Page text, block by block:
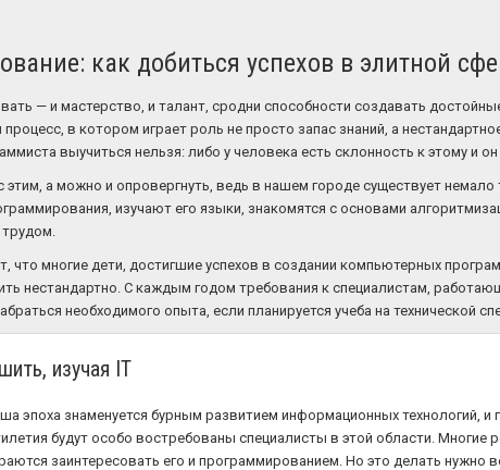
как добиться успехов в элитной
— и мастерство, и талант, сродни способности создавать
в котором играет роль не просто запас знаний, а
выучиться нельзя: либо у человека есть склонность к этому и
а можно и опровергнуть, ведь в нашем городе существует
изучают его языки, знакомятся с основами
трудом.
что многие дети, достигшие успехов в создании компьютерных
нестандартно. С каждым годом требования к специалистам,
необходимого опыта, если планируется учеба на технической
изучая IT
эпоха знаменуется бурным развитием информационных технологий,
будут особо востребованы специалисты в этой области. Многие
заинтересовать его и программированием. Но это делать